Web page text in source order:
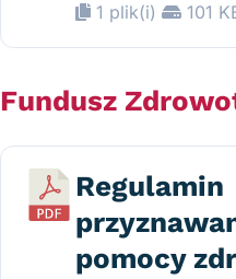
1 plik(i) 101
Fundusz
Regulamin
pomocy